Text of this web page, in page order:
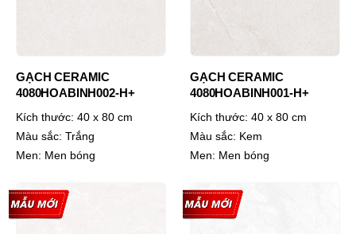
GẠCH CERAMIC
4080HOABINH002-H+
Kích thước: 40 x 80 cm
Màu sắc: Trắng
Men: Men bóng
GẠCH CERAMIC
4080HOABINH001-H+
Kích thước: 40 x 80 cm
Màu sắc: Kem
Men: Men bóng